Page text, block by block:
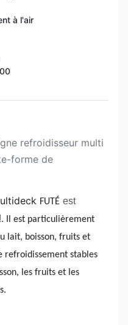
à l'air
refroidisseur multi
forme de
FUTÉ est
!. Il est particulièrement
lait, boisson, fruits et
refroidissement stables
les fruits et les